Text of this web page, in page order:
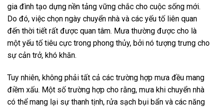
gia đình tạo dựng nền tảng vững chắc cho cuộc sống mới.
Do đó, việc chọn ngày chuyển nhà và các yếu tố liên quan
đến thời tiết rất được quan tâm. Mưa thường được cho là
một yếu tố tiêu cực trong phong thủy, bởi nó tượng trưng cho
sự cản trở, khó khăn.
Tuy nhiên, không phải tất cả các trường hợp mưa đều mang
điềm xấu. Một số trường hợp cho rằng, mưa khi chuyển nhà
có thể mang lại sự thanh tịnh, rửa sạch bụi bẩn và các năng